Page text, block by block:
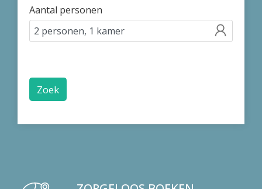
Aantal personen
Zoek